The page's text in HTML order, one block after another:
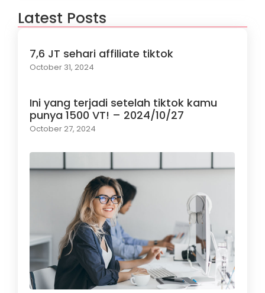
Latest Posts
7,6 JT sehari affiliate tiktok
October 31, 2024
Ini yang terjadi setelah tiktok kamu
punya 1500 VT! – 2024/10/27
October 27, 2024